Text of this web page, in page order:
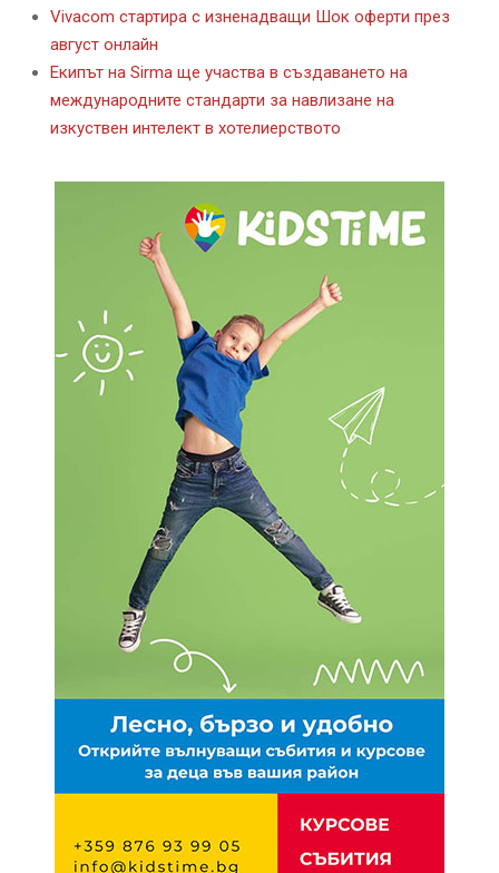
Vivacom стартира с изненадващи Шок оферти през
август онлайн
Екипът на Sirma ще участва в създаването на
международните стандарти за навлизане на
изкуствен интелект в хотелиерството